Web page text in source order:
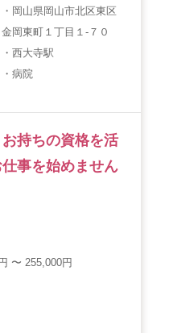
・岡山県岡山市北区東区
金岡東町１丁目１-７０
・西大寺駅
・病院
お持ちの資格を活
事を始めません
〜 255,000円